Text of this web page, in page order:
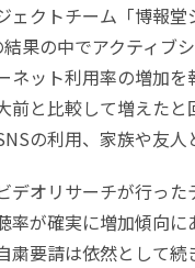
ェクトチーム「博報
果の中でアクティブ
ネット利用率の増加
前と比較して増えた
の利用、家族や友
デオリサーチが行っ
率が確実に増加傾向
粛要請は依然として